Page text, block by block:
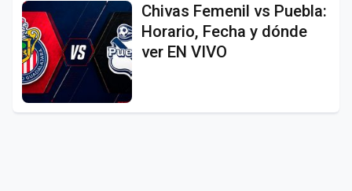
Chivas Femenil vs Puebla:
Horario, Fecha y dónde
ver EN VIVO